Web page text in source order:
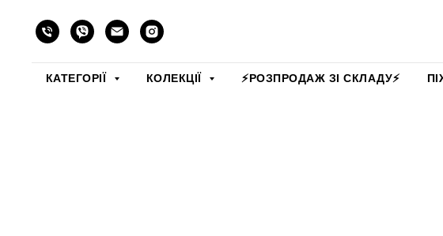
КАТЕГОРІЇ КОЛЕКЦІЇ ⚡️РОЗПРОДАЖ ЗІ СКЛАДУ⚡️